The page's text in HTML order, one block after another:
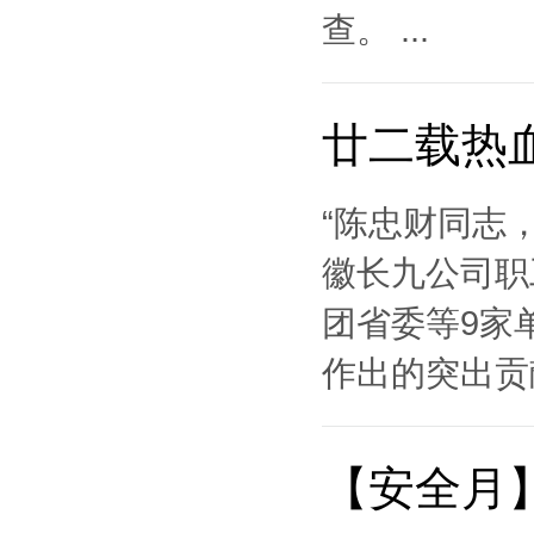
查。 ...
廿二载热
“陈忠财同志
徽长九公司
团省委等9家
作出的突出
【安全